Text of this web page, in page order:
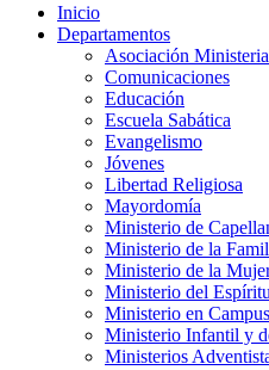
Inicio
Departamentos
Asociación
Comunicaciones
Educación
Escuela Sabática
Evangelismo
Jóvenes
Libertad Religiosa
Mayordomía
Ministerio de
Ministerio de la
Ministerio de la
Ministerio del
Ministerio en
Ministerio Infantil y
Ministerios